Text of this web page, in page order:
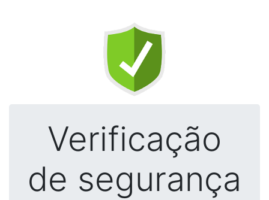
Verificação
de segurança